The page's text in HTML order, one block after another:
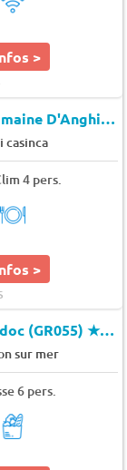
>
Mobil homes Domaine D'Anghione
casinca
4 pers.
>
(GR055)★★★★
sur mer
6 pers.